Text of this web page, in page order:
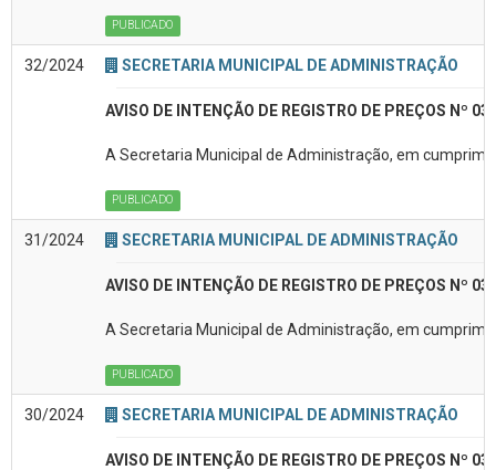
PUBLICADO
32/2024 SECRETARIA MUNICIPAL DE ADMINISTRAÇÃO
AVISO DE INTENÇÃO DE REGISTRO DE PREÇOS Nº
A Secretaria Municipal de Administração, em
PUBLICADO
31/2024 SECRETARIA MUNICIPAL DE ADMINISTRAÇÃO
AVISO DE INTENÇÃO DE REGISTRO DE PREÇOS Nº
A Secretaria Municipal de Administração, em
PUBLICADO
30/2024 SECRETARIA MUNICIPAL DE ADMINISTRAÇÃO
AVISO DE INTENÇÃO DE REGISTRO DE PREÇOS Nº